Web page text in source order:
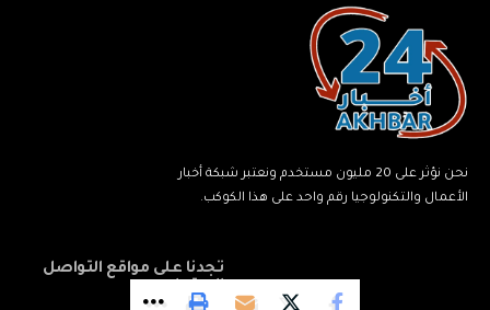
نحن نؤثر على 20 مليون مستخدم ونعتبر شبكة أخبار
الأعمال والتكنولوجيا رقم واحد على هذا الكوكب.
تجدنا على مواقع التواصل